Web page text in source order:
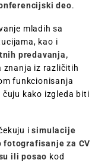
deo.
mladih sa
kao i
predavanja,
znanja iz različitih
funkcionisanja
kako izgleda biti
isimulacije
fotografisanje za CV
ili posao kod